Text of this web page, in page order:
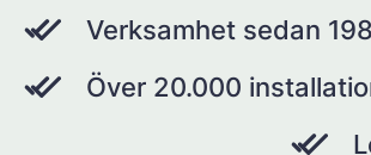
Verksamhet sedan
Över 20.000